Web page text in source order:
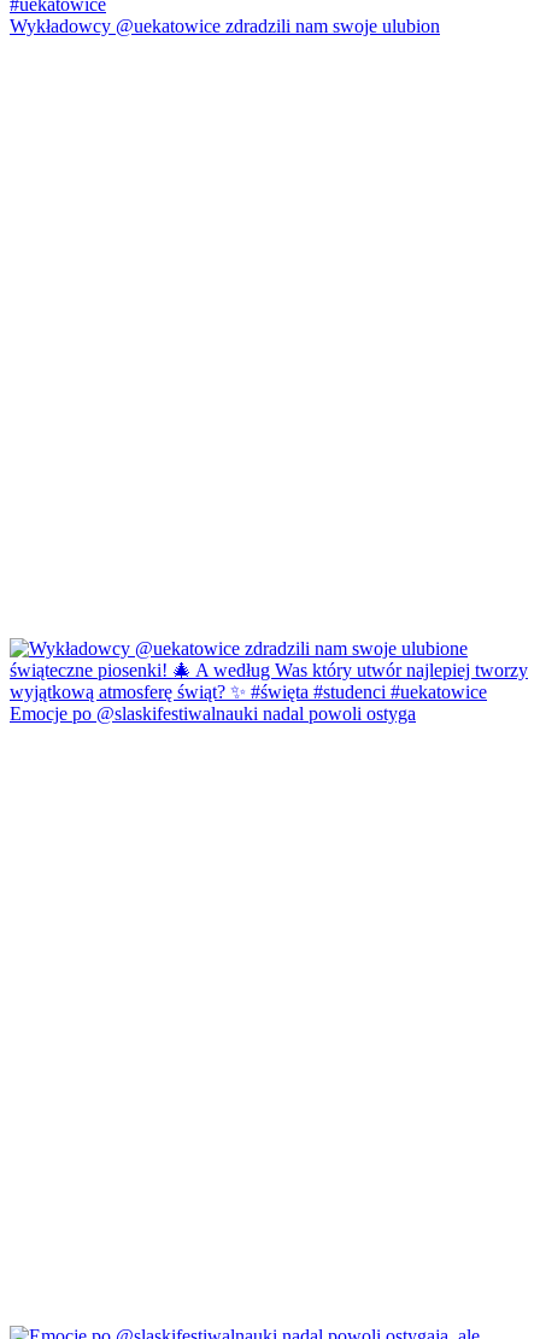
Wykładowcy @uekatowice zdradzili nam swoje ulubion
Emocje po @slaskifestiwalnauki nadal powoli ostyga